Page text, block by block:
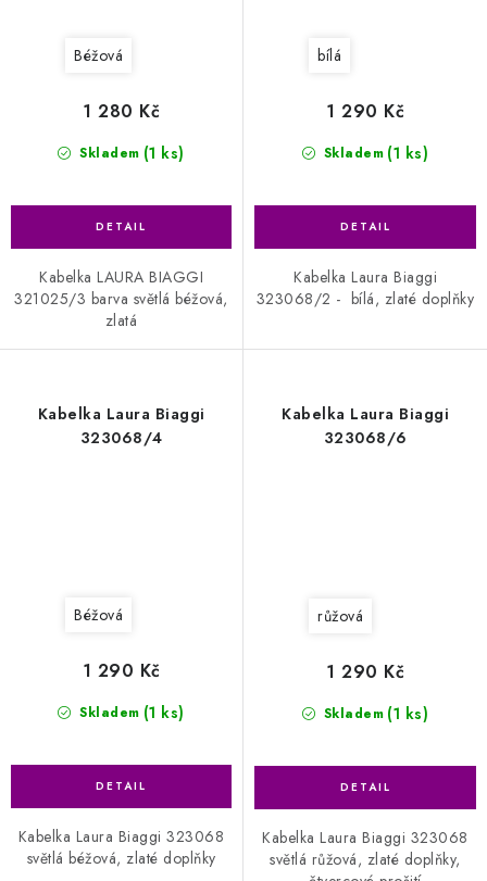
Béžová
Skladem (1 ks)
1 280 Kč
Kabelka LAURA BIAGGI
321025/3 barva světlá béžová,
zlatá
bílá
Skladem (1 ks)
1 290 Kč
Kabelka Laura Biaggi
323068/2 - bílá, zlaté doplňky
Kabelka Laura Biaggi
323068/4
Béžová
Skladem (1 ks)
1 290 Kč
Kabelka Laura Biaggi 323068
světlá béžová, zlaté doplňky
Kabelka Laura Biaggi
323068/6
růžová
Skladem (1 ks)
1 290 Kč
Kabelka Laura Biaggi 323068
světlá růžová, zlaté doplňky,